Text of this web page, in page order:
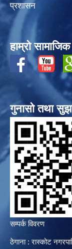
प्रशासन
हाम्रो
गुनासो तथा
सम्पर्क विवरण
ठेगाना : रास्कोट